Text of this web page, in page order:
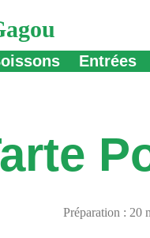
Entrées
Préparation : 20